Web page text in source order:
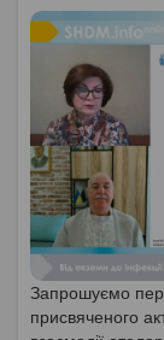
Запрошуємо
присвяченого